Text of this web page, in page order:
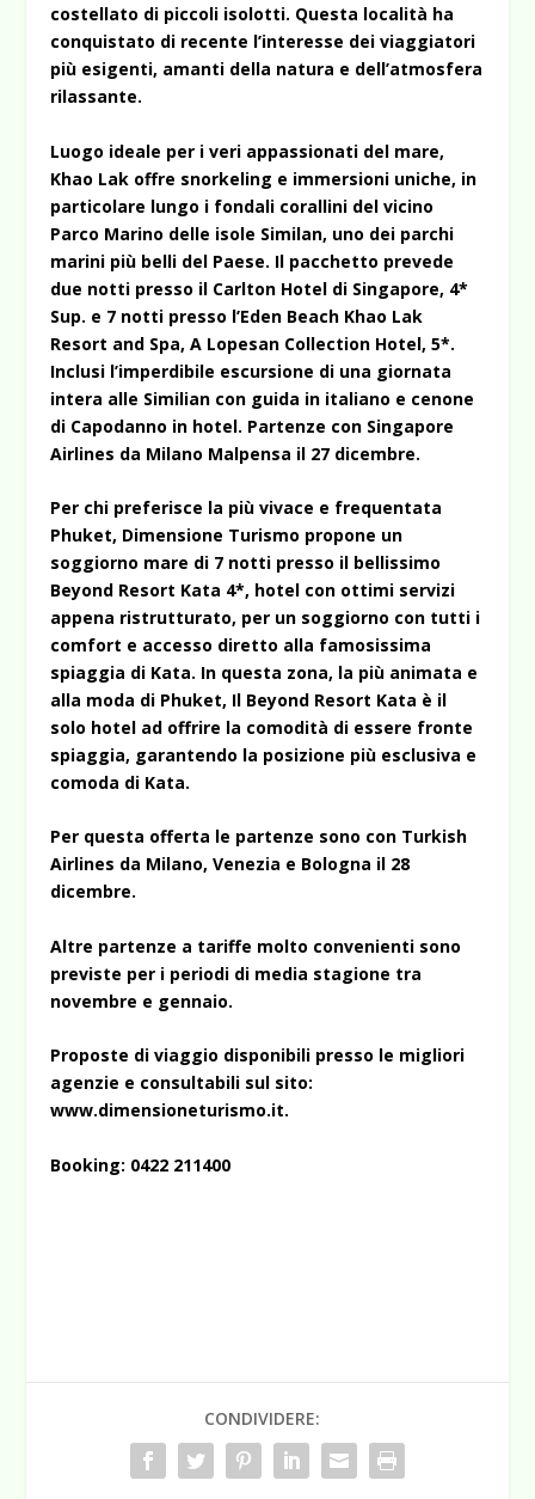
costellato di piccoli isolotti. Questa località ha
conquistato di recente l’interesse dei viaggiatori
più esigenti, amanti della natura e dell’atmosfera
rilassante.
Luogo ideale per i veri appassionati del mare,
Khao Lak offre snorkeling e immersioni uniche, in
particolare lungo i fondali corallini del vicino
Parco Marino delle isole Similan, uno dei parchi
marini più belli del Paese. Il pacchetto prevede
due notti presso il Carlton Hotel di Singapore, 4*
Sup. e 7 notti presso l’Eden Beach Khao Lak
Resort and Spa, A Lopesan Collection Hotel, 5*.
Inclusi l’imperdibile escursione di una giornata
intera alle Similian con guida in italiano e cenone
di Capodanno in hotel. Partenze con Singapore
Airlines da Milano Malpensa il 27 dicembre.
Per chi preferisce la più vivace e frequentata
Phuket, Dimensione Turismo propone un
soggiorno mare di 7 notti presso il bellissimo
Beyond Resort Kata 4*, hotel con ottimi servizi
appena ristrutturato, per un soggiorno con tutti i
comfort e accesso diretto alla famosissima
spiaggia di Kata. In questa zona, la più animata e
alla moda di Phuket, Il Beyond Resort Kata è il
solo hotel ad offrire la comodità di essere fronte
spiaggia, garantendo la posizione più esclusiva e
comoda di Kata.
Per questa offerta le partenze sono con Turkish
Airlines da Milano, Venezia e Bologna il 28
dicembre.
Altre partenze a tariffe molto convenienti sono
previste per i periodi di media stagione tra
novembre e gennaio.
Proposte di viaggio disponibili presso le migliori
agenzie e consultabili sul sito:
www.dimensioneturismo.it.
Booking: 0422 211400
CONDIVIDERE: